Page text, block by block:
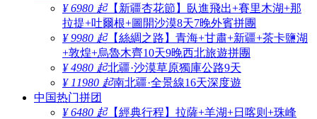
¥ 6980 起【新疆杏花節】臥進飛出+賽里木湖+那
拉提+吐爾根+圖開沙漠8天7晚外賓拼團
¥ 9980 起【絲綢之路】青海+甘肅+新疆+茶卡鹽湖
+敦煌+烏魯木齊10天9晚西北旅遊拼團
¥ 4980 起北疆·沙漠草原獨庫公路9天
¥ 11980 起南北疆·全景線16天深度遊
中国热门拼团
¥ 6480 起【經典行程】拉薩+羊湖+日喀则+珠峰